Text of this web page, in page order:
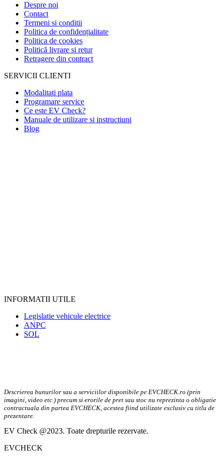
Despre noi
Contact
Termeni si conditii
Politica de confidențialitate
Politica de cookies
Politică livrare si retur
Retragere din contract
SERVICII CLIENTI
Modalitati plata
Programare service
Ce este EV Check?
Manuale de utilizare si instructiuni
Blog
INFORMATII UTILE
Legislatie vehicule electrice
ANPC
SOL
Descrierea bunurilor sau a serviciilor disponibile pe EVCHECK.ro (prin
imagini, video etc.) precum si erorile de pret sau stoc nu reprezinta o obligatie
contractuala din partea EVCHECK, acestea fiind utilizate exclusiv cu titlu de
prezentare.
EV Check @2023. Toate drepturile rezervate.
EVCHECK